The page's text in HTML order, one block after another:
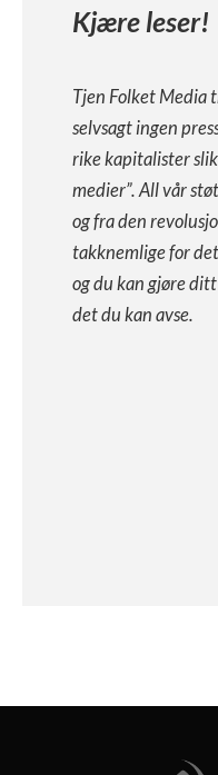
Kjære leser!
Tjen Folket Media
selvsagt ingen
rike kapitalister
medier”. All vår
og fra den
takknemlige for
og du kan gjøre
det du kan avse.